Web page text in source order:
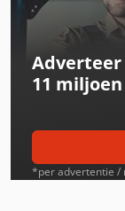
International
International
International
International
International
Adverteer
11
*per advertentie /